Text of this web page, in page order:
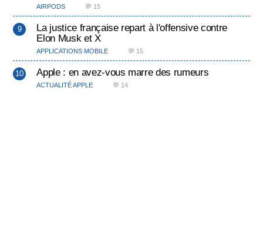
AIRPODS 💬 15
La justice française repart à l'offensive contre
Elon Musk et X
APPLICATIONS MOBILE 💬 15
Apple : en avez-vous marre des rumeurs
ACTUALITÉ APPLE 💬 14